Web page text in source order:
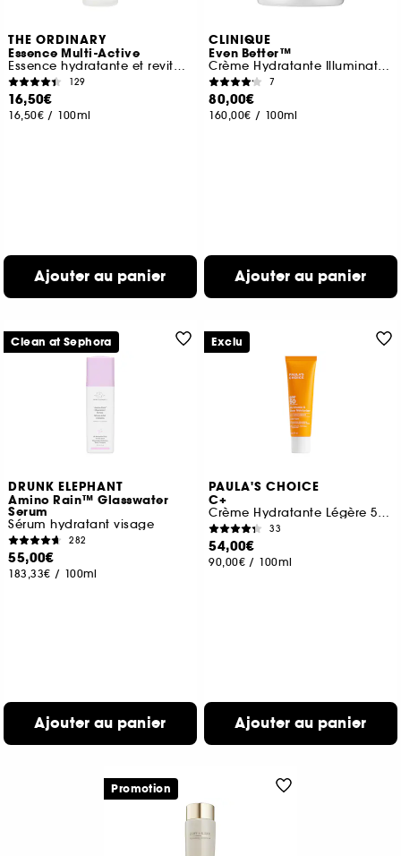
THE ORDINARY
Essence Multi-Active
Essence hydratante et revitalisante
129
16,50€
16,50€ / 100ml
Ajouter au panier
CLINIQUE
Even Better™
Crème Hydratante Illuminatrice SPF 20
7
80,00€
160,00€ / 100ml
Ajouter au panier
DRUNK ELEPHANT
Amino Rain™ Glasswater
Serum
Sérum hydratant visage
282
55,00€
183,33€ / 100ml
Ajouter au panier
Clean at Sephora
PAULA'S CHOICE
C+
Crème Hydratante Légère 5 % Vitamine C SPF 50
33
54,00€
90,00€ / 100ml
Ajouter au panier
Exclu
Promotion